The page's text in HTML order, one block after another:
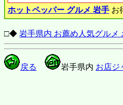
ホットペッパー グルメ 岩手 お
□◆ 岩手県内 お薦め人気グルメ
戻る 岩手県内 お店ジ